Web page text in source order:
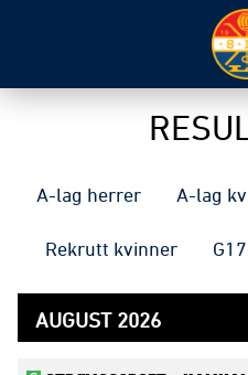
A-lag herrer A-lag
Rekrutt kvinner G17
AUGUST 2026